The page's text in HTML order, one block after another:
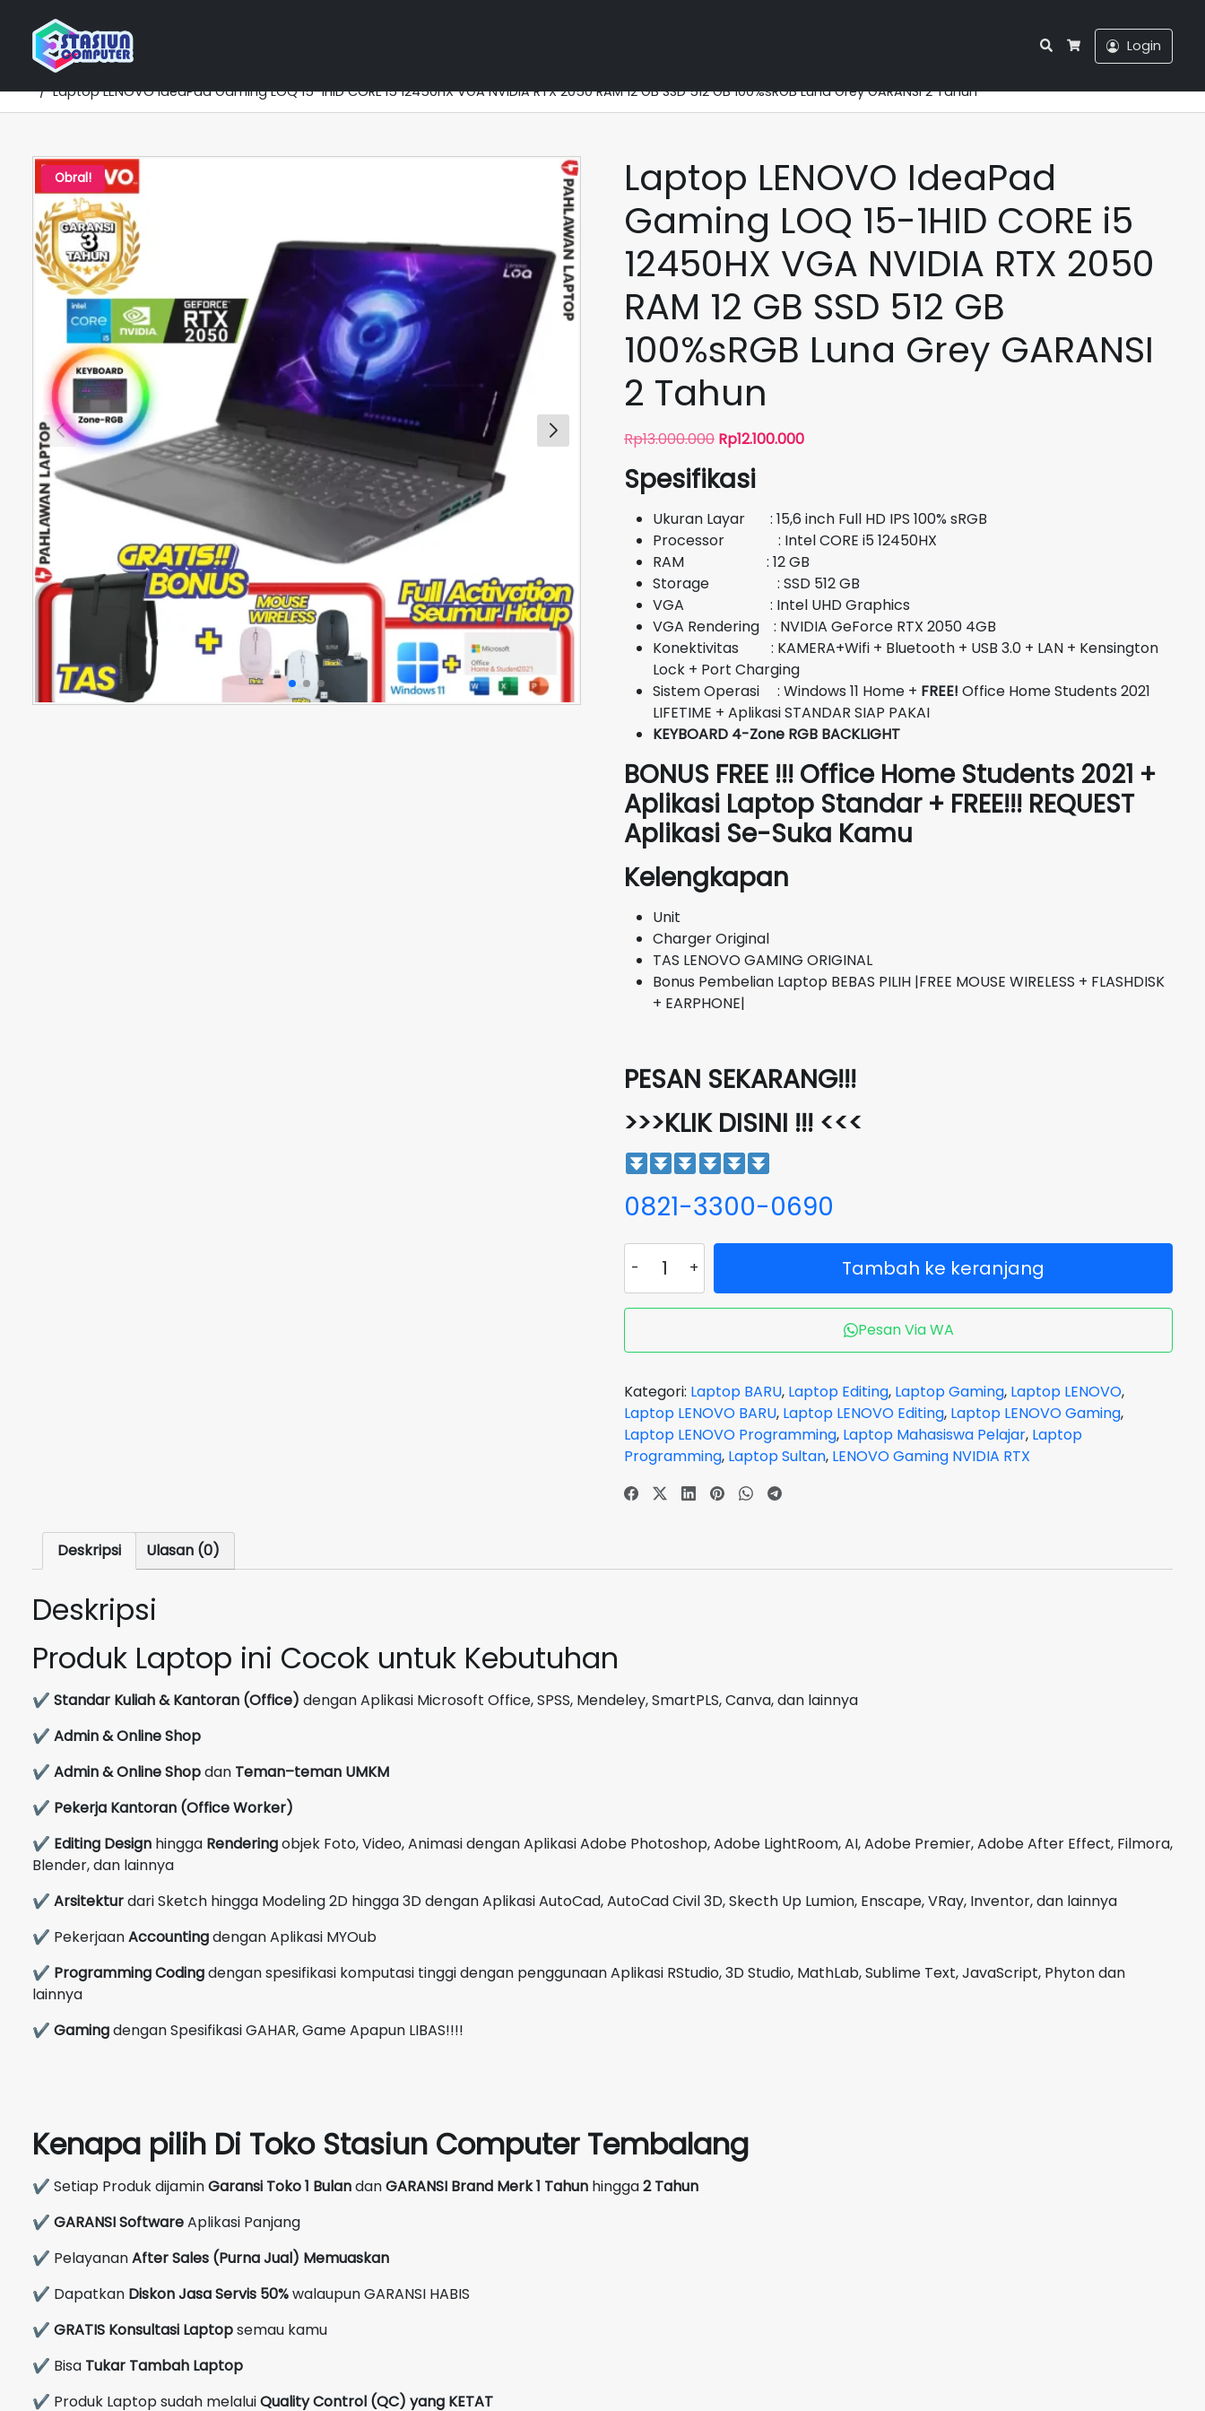
Search
Cart
Login
Home
Laptop LENOVO IdeaPad Gaming LOQ 15-1HID CORE i5 12450HX VGA NVIDIA RTX 2050 RAM 12 GB SSD 512 GB 100%sRGB Luna Grey GARANSI 2 Tahun
Obral!
Laptop LENOVO IdeaPad
Gaming LOQ 15-1HID CORE i5
12450HX VGA NVIDIA RTX 2050
RAM 12 GB SSD 512 GB
100%sRGB Luna Grey GARANSI
2 Tahun
Rp13.000.000 Harga
adalah:
Rp12.100.000Harga
Rp12.100.000.
Spesifikasi
Ukuran Layar : 15,6 inch Full HD IPS 100% sRGB
Processor : Intel CORE i5 12450HX
RAM : 12 GB
Storage : SSD 512 GB
VGA : Intel UHD Graphics
VGA Rendering : NVIDIA GeForce RTX 2050 4GB
Konektivitas : KAMERA+Wifi + Bluetooth + USB 3.0 + LAN + Kensington
Lock + Port Charging
Sistem Operasi : Windows 11 Home + FREE! Office Home Students 2021
LIFETIME + Aplikasi STANDAR SIAP PAKAI
KEYBOARD 4-Zone RGB BACKLIGHT
BONUS FREE !!! Office Home Students 2021 +
Aplikasi Laptop Standar + FREE!!! REQUEST
Aplikasi Se-Suka Kamu
Kelengkapan
Unit
Charger Original
TAS LENOVO GAMING ORIGINAL
Bonus Pembelian Laptop BEBAS PILIH |FREE MOUSE WIRELESS + FLASHDISK
+ EARPHONE|
PESAN SEKARANG!!!
>>>KLIK DISINI !!! <<<
0821-3300-0690
Laptop
LENOVO
IdeaPad
15-
1HID
CORE
i5
12450HX
VGA
RAM
100%sRGB
Tambah ke keranjang
Pesan Via WA
Kategori: Laptop BARU, Laptop Editing, Laptop Gaming, Laptop LENOVO,
Laptop LENOVO BARU, Laptop LENOVO Editing, Laptop LENOVO Gaming,
Laptop LENOVO Programming, Laptop Mahasiswa Pelajar, Laptop
Programming, Laptop Sultan, LENOVO Gaming NVIDIA RTX
Deskripsi Ulasan (0)
Deskripsi
Produk Laptop ini Cocok untuk Kebutuhan
✔ Standar Kuliah & Kantoran (Office) dengan Aplikasi Microsoft Office, SPSS, Mendeley, SmartPLS, Canva, dan lainnya
✔ Admin & Online Shop
✔ Admin & Online Shopdan Teman–teman UMKM
✔ Pekerja Kantoran (Office Worker)
✔ Editing Design hingga Renderingobjek Foto, Video, Animasi dengan Aplikasi Adobe Photoshop, Adobe LightRoom, AI, Adobe Premier, Adobe After Effect, Filmora,
Blender, dan lainnya
✔ Arsitekturdari Sketch hingga Modeling 2D hingga 3D dengan Aplikasi AutoCad, AutoCad Civil 3D, Skecth Up Lumion, Enscape, VRay, Inventor, dan lainnya
✔ PekerjaanAccountingdengan Aplikasi MYOub
✔ Programming Codingdengan spesifikasi komputasi tinggi dengan penggunaan Aplikasi RStudio, 3D Studio, MathLab, Sublime Text, JavaScript, Phyton dan
lainnya
✔ Gamingdengan Spesifikasi GAHAR, Game Apapun LIBAS!!!!
Kenapa pilih Di Toko Stasiun Computer Tembalang
✔ Setiap Produk dijaminGaransi Toko 1 BulandanGARANSI Brand Merk1 Tahun hingga2 Tahun
✔ GARANSI SoftwareAplikasi Panjang
✔ PelayananAfter Sales (Purna Jual) Memuaskan
✔ Dapatkan Diskon Jasa Servis 50%walaupun GARANSI HABIS
✔ GRATIS Konsultasi Laptopsemau kamu
✔ Bisa Tukar Tambah Laptop
✔ Produk Laptop sudah melaluiQuality Control (QC) yang KETAT